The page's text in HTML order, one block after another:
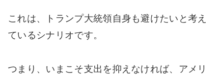
これは、トランプ大統領自身も避けたいと考え
ているシナリオです。
つまり、いまこそ支出を抑えなければ、アメリ